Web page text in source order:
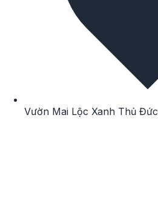
Vườn Mai Lộc Xanh Thủ Đức